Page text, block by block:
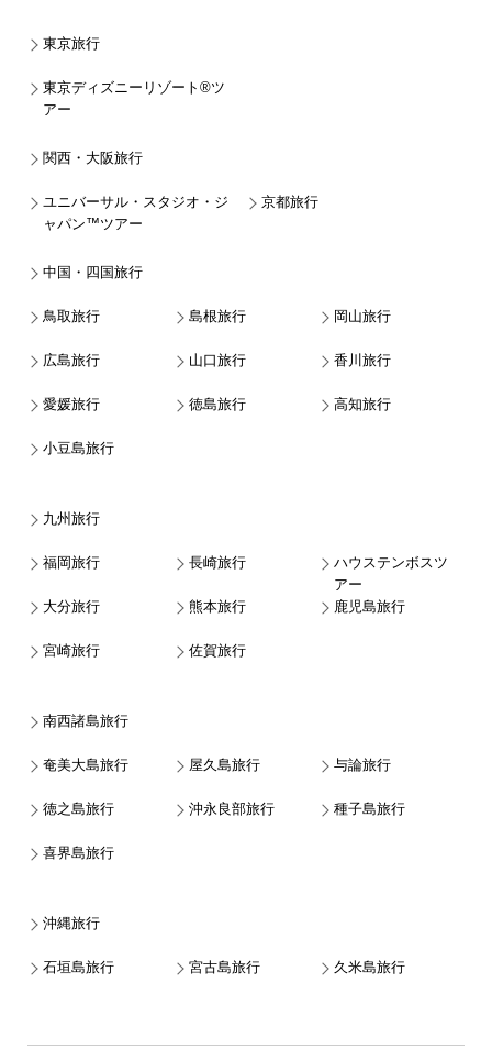
東京旅行
東京ディズニーリゾート®ツ
アー
関西・大阪旅行
ユニバーサル・スタジオ・ジ
ャパン™ツアー
京都旅行
中国・四国旅行
鳥取旅行 島根旅行 岡山旅行
広島旅行 山口旅行 香川旅行
愛媛旅行 徳島旅行 高知旅行
小豆島旅行
九州旅行
福岡旅行 長崎旅行
ハウステンボスツ
アー
大分旅行
熊本旅行 鹿児島旅行
宮崎旅行 佐賀旅行
南西諸島旅行
奄美大島旅行 屋久島旅行 与論旅行
徳之島旅行 沖永良部旅行 種子島旅行
喜界島旅行
沖縄旅行
石垣島旅行 宮古島旅行 久米島旅行